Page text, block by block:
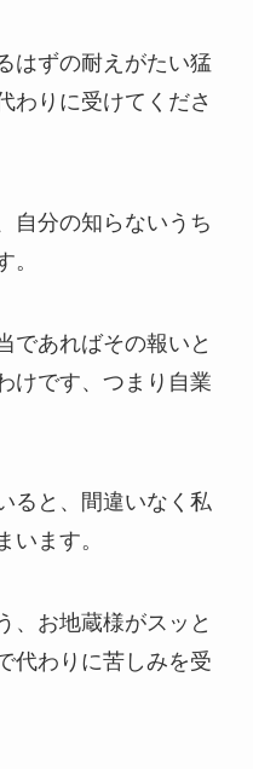
はずの耐えがたい猛
わりに受けてくださ
自分の知らないうち
。
であればその報いと
けです、つまり自業
ると、間違いなく私
います。
、お地蔵様がスッと
代わりに苦しみを受